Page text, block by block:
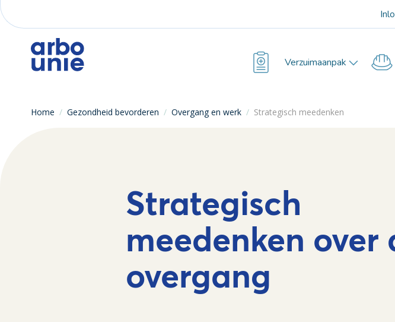
Verzuimaanpak
Home / Gezondheid bevorderen / Overgang en werk / Strategisch meedenken
Strategisch
meedenken over
overgang